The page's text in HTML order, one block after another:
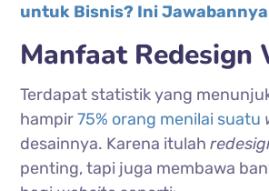
untuk Bisnis? Ini
Manfaat Redesign
Terdapat statistik yang
hampir75% orang menilai suatu
desainnya. Karena itulah
penting, tapi juga membawa